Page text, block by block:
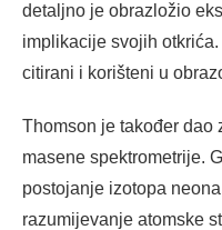
detaljno je obrazložio
implikacije svojih
citirani i korišteni u
Thomson je također dao
masene spektrometrije.
postojanje izotopa
razumijevanje atomske